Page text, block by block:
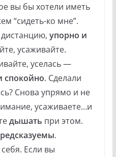
вы бы хотели иметь
“сидеть-ко мне”.
упорно и
усаживайте.
уселась —
спокойно. Сделали
Снова упрямо и не
усаживаете…и
дышать при этом.
.
Если вы